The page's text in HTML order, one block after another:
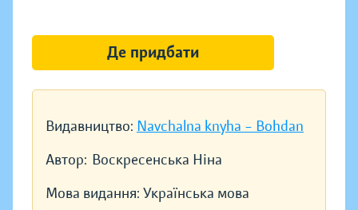
Видавництво: Navchalna knyha – Bohdan
Автор: Воскресенська Ніна
Мова видання: Українська мова
Де придбати